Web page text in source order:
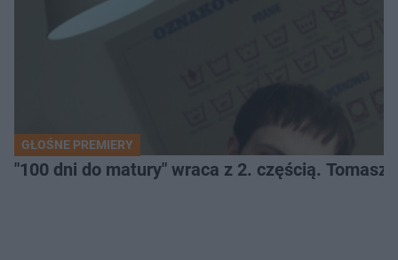
GŁOŚNE PREMIERY
"100 dni do matury" wraca z 2. częścią.